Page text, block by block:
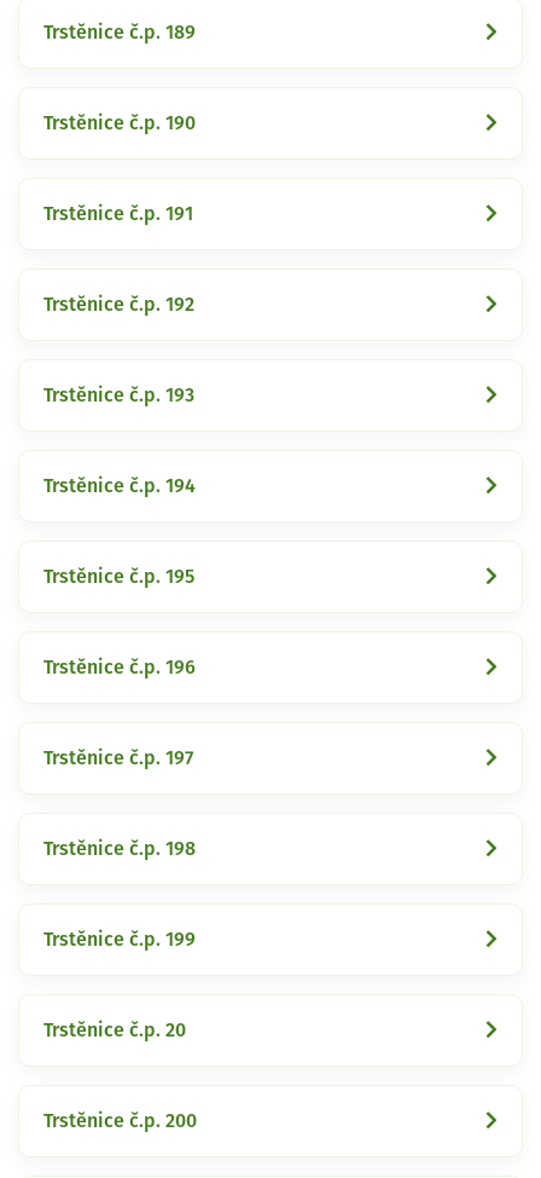
Trstěnice č.p. 189
Trstěnice č.p. 190
Trstěnice č.p. 191
Trstěnice č.p. 192
Trstěnice č.p. 193
Trstěnice č.p. 194
Trstěnice č.p. 195
Trstěnice č.p. 196
Trstěnice č.p. 197
Trstěnice č.p. 198
Trstěnice č.p. 199
Trstěnice č.p. 20
Trstěnice č.p. 200